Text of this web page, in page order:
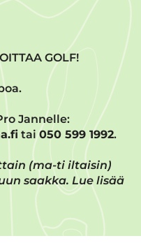
GOLF!
Jannelle:
tai 050 599 1992.
(ma-ti iltaisin)
saakka. Lue lisää